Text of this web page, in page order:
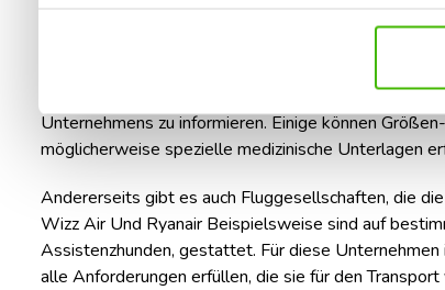
erlauben. Sie haben diesbezüglich klare Richtlinien
in der Kabine oder im Frachtraum. Allerdings ist es
Unternehmens zu informieren. Einige können
möglicherweise spezielle medizinische Unterlagen
Andererseits gibt es auch Fluggesellschaften, die
Wizz Air Und Ryanair Beispielsweise sind auf
Assistenzhunden, gestattet. Für diese
alle Anforderungen erfüllen, die sie für den